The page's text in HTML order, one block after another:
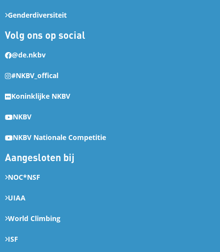
Genderdiversiteit
Volg ons op social
@de.nkbv
#NKBV_offical
Koninklijke NKBV
NKBV
NKBV Nationale Competitie
Aangesloten bij
NOC*NSF
UIAA
World Climbing
ISF